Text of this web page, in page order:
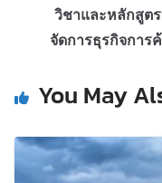
วิชาและหลักสูต
จัดการธุรกิจการ
You May